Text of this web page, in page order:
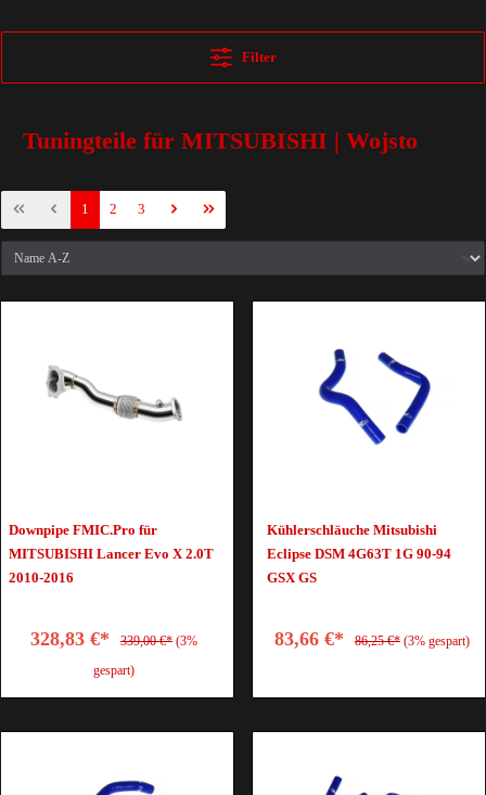
Filter
Tuningteile für MITSUBISHI | Wojsto
1 2 3
Downpipe FMIC.Pro für
MITSUBISHI Lancer Evo X 2.0T
2010-2016
328,83 €* 339,00 €* (3%
gespart)
Kühlerschläuche Mitsubishi
Eclipse DSM 4G63T 1G 90-94
GSX GS
83,66 €* 86,25 €* (3% gespart)